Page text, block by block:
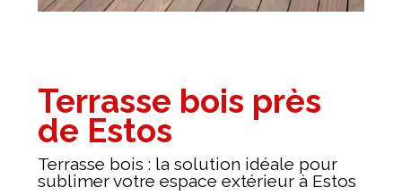
Terrasse bois près
de Estos
Terrasse bois : la solution idéale pour
sublimer votre espace extérieur à Estos